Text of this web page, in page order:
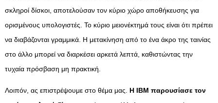
σκληροί δίσκοι, αποτελούσαν τον κύριο χώρο αποθήκευσης για
ορισμένους υπολογιστές. Το κύριο μειονέκτημά τους είναι ότι πρέπει
να διαβάζονται γραμμικά. Η μετακίνηση από το ένα άκρο της ταινίας
στο άλλο μπορεί να διαρκέσει αρκετά λεπτά, καθιστώντας την
τυχαία πρόσβαση μη πρακτική.
Λοιπόν, ας επιστρέψουμε στο θέμα μας. Η IBM παρουσίασε τον